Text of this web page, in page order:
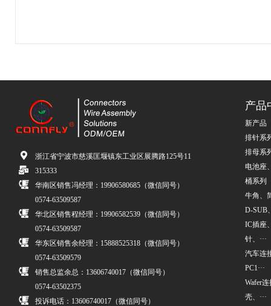
浙江省宁波市慈溪匡堰镇东工业区展腾路125号11
315333
华南区销售冯经理：19906580685（微信同号）
0574-63509587
华北区销售程经理：19906582539（微信同号）
0574-63509587
华东区销售余经理：15888525318（微信同号）
0574-63509579
销售总监余总：13606740017（微信同号）
0574-63502375
投诉电话：13606740017（微信同号）
产品
新产品
排针系
排母系
电池座
桶系列
牛角、
D-SUB
IC插座
针、···
汽车连
PC1···
Wafer
壳、···